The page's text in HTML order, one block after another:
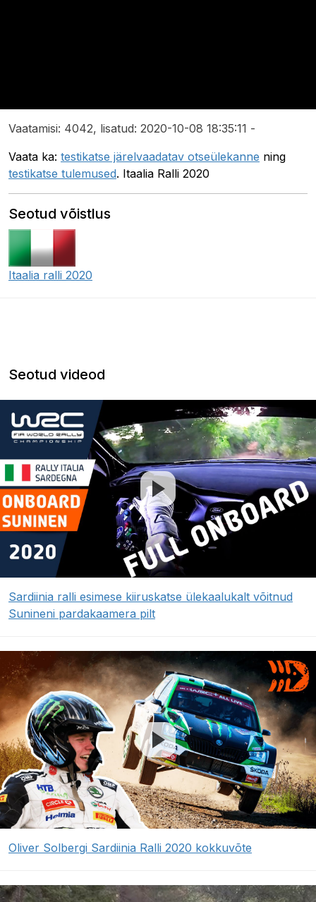
Vaatamisi: 4042, lisatud: 2020-10-08 18:35:11 -
Vaata ka: testikatse järelvaadatav otseülekanne ning
testikatse tulemused. Itaalia Ralli 2020
Seotud võistlus
Itaalia ralli 2020
Seotud videod
Sardiinia ralli esimese kiiruskatse ülekaalukalt võitnud
Sunineni pardakaamera pilt
Oliver Solbergi Sardiinia Ralli 2020 kokkuvõte